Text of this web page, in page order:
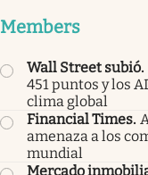
Members
Wall Street subió.
451 puntos y los
clima global
Financial Times.
amenaza a los
mundial
Mercado